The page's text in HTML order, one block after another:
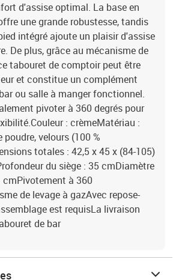
d'assise optimal. La base en
une grande robustesse, tandis
intégré ajoute un plaisir d'assise
De plus, grâce au mécanisme de
tabouret de comptoir peut être
et constitue un complément
ou salle à manger fonctionnel.
pivoter à 360 degrés pour
: crèmeMatériau :
velours (100 %
totales : 42,5 x 45 x (84-105)
du siège : 35 cmDiamètre
cmPivotement à 360
de levage à gazAvec repose-
est requisLa livraison
de bar